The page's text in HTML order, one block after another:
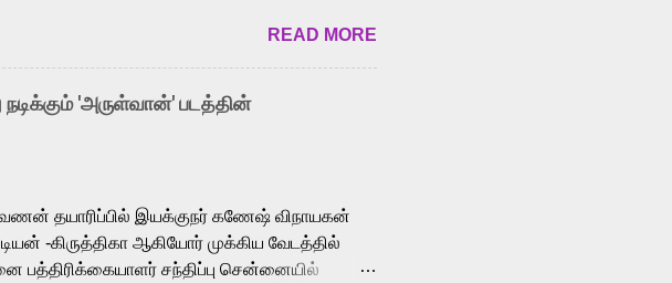
voice cast led by celebrated playback
He-Man. Known for memorable songs
and “Mun Andhi” from 7 Aum Arivu,
over multiple languages, making him
known for portraying memorable
READ MORE
'அருள்வான்' படத்தின்
தயாரிப்பில் இயக்குநர் கணேஷ் விநாயகன்
-கிருத்திகா ஆகியோர் முக்கிய வேடத்தில்
பத்திரிக்கையாளர் சந்திப்பு சென்னையில்